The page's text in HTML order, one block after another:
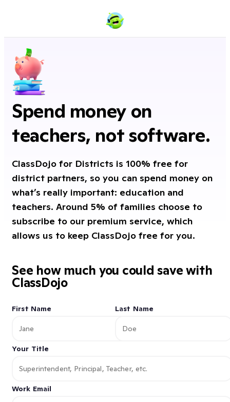
Spend money on
teachers, not software.
ClassDojo for Districts is 100% free for
district partners, so you can spend money on
what’s really important: education and
teachers. Around 5% of families choose to
subscribe to our premium service, which
allows us to keep ClassDojo free for you.
See how much you could save with
ClassDojo
First Name Last Name
Your Title
Work Email